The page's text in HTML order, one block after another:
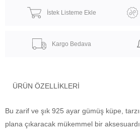
İstek Listeme Ekle
Kargo Bedava
ÜRÜN ÖZELLIKLERI
Bu zarif ve şık 925 ayar gümüş küpe,
plana çıkaracak mükemmel bir